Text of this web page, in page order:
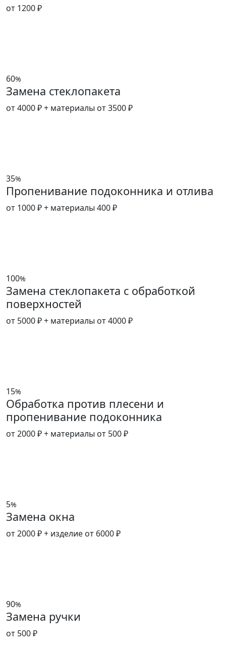
от 1200 ₽
60%
Замена стеклопакета
от 4000 ₽+ материалы от 3500 ₽
35%
Пропенивание подоконника и отлива
от 1000 ₽+ материалы 400 ₽
100%
Замена стеклопакета с обработкой
поверхностей
от 5000 ₽+ материалы от 4000 ₽
15%
Обработка против плесени и
пропенивание подоконника
от 2000 ₽+ материалы от 500 ₽
5%
Замена окна
от 2000 ₽+ изделие от 6000 ₽
90%
Замена ручки
от 500 ₽